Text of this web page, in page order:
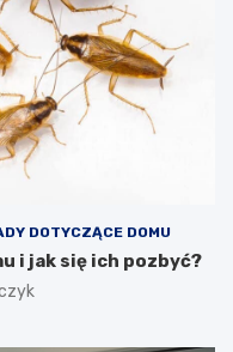
DOTYCZĄCE DOMU
i jak się ich pozbyć?